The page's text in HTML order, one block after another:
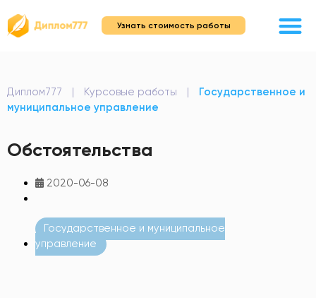
Узнать стоимость работы
Диплом777 | Курсовые работы |
Государственное и
муниципальное управление
Обстоятельства
2020-06-08
Государственное и муниципальное
управление